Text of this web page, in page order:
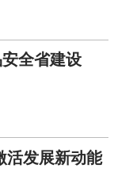
全省建设
活发展新动能